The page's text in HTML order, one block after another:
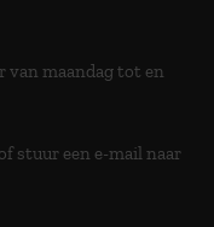
van maandag tot en
of stuur een e-mail naar